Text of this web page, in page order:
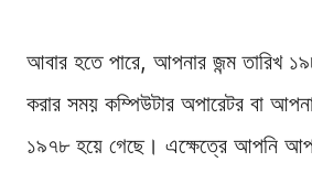
আবার হতে পারে, আপনার জন্ম তারিখ
করার সময় কম্পিউটার অপারেটর বা
১৯৭৮ হয়ে গেছে। এক্ষেত্রে আপনি